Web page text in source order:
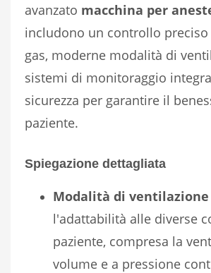
avanzato macchina per
includono un controllo
gas, moderne modalità di
sistemi di monitoraggio
sicurezza per garantire il
paziente.
Spiegazione dettagliata
Modalità di ventilazione
l'adattabilità alle diverse
paziente, compresa la
volume e a pressione